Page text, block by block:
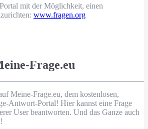
mit der Möglichkeit, einen
www.fragen.org
Frage.eu
Meine-Frage.eu, dem kostenlosen,
Antwort-Portal! Hier kannst eine Frage
User beantworten. Und das Ganze auch